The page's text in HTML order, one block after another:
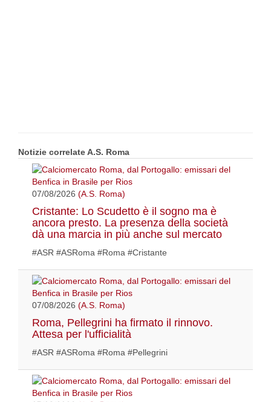
Notizie correlate A.S. Roma
07/08/2026 (A.S. Roma)
Cristante: Lo Scudetto è il sogno ma è
ancora presto. La presenza della società
dà una marcia in più anche sul mercato
#ASR #ASRoma #Roma #Cristante
07/08/2026 (A.S. Roma)
Roma, Pellegrini ha firmato il rinnovo.
Attesa per l'ufficialità
#ASR #ASRoma #Roma #Pellegrini